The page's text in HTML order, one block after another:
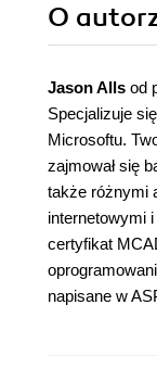
O
Jason Alls od
Specjalizuje
Microsoftu.
zajmował się
także różnymi
internetowymi
certyfikat
napisane w